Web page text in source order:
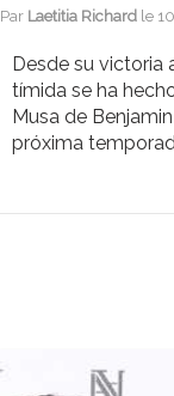
Par Laetitia Richard le
Desde su victoria
tímida se ha
Musa de
próxima